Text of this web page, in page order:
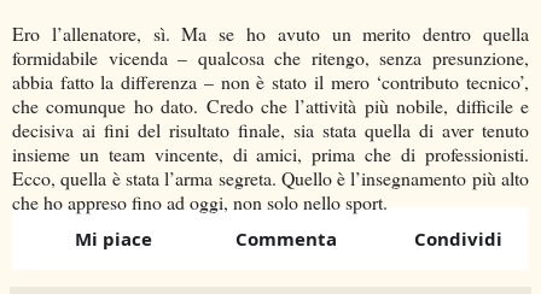
Ero l’allenatore, sì. Ma se ho avuto un merito dentro quella
formidabile vicenda – qualcosa che ritengo, senza presunzione,
abbia fatto la differenza – non è stato il mero ‘contributo tecnico’,
che comunque ho dato. Credo che l’attività più nobile, difficile e
decisiva ai fini del risultato finale, sia stata quella di aver tenuto
insieme un team vincente, di amici, prima che di professionisti.
Ecco, quella è stata l’arma segreta. Quello è l’insegnamento più alto
che ho appreso fino ad oggi, non solo nello sport.
Mi piace Commenta Condividi